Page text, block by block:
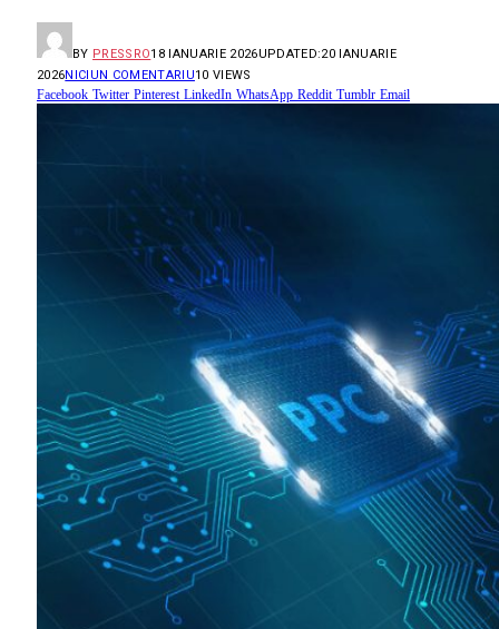
BY PRESSRO18 IANUARIE 2026UPDATED:20 IANUARIE
2026NICIUN COMENTARIU10 VIEWS
Facebook Twitter Pinterest LinkedIn WhatsApp Reddit Tumblr Email